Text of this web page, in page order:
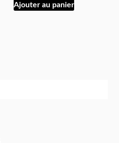
Ajouter au panier